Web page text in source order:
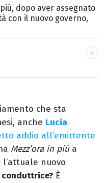
più, dopo aver assegnato
con il nuovo governo,
FACEBOOK SITO
editor e pubblicista
in Lettere, Cinema e
e ama la scrittura
che sta
anche Lucia
addio all’emittente
Mezz’ora in piùa
nuovo
conduttrice? È